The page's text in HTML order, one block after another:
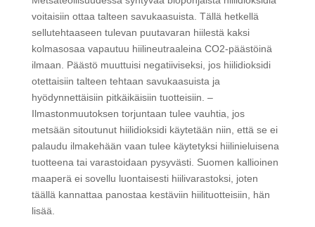
voitaisiin ottaa talteen savukaasuista. Tällä hetkellä
sellutehtaaseen tulevan puutavaran hiilestä kaksi
kolmasosaa vapautuu hiilineutraaleina CO2-päästöinä
ilmaan. Päästö muuttuisi negatiiviseksi, jos hiilidioksidi
otettaisiin talteen tehtaan savukaasuista ja
hyödynnettäisiin pitkäikäisiin tuotteisiin. –
Ilmastonmuutoksen torjuntaan tulee vauhtia, jos
metsään sitoutunut hiilidioksidi käytetään niin, että se ei
palaudu ilmakehään vaan tulee käytetyksi hiilinieluisena
tuotteena tai varastoidaan pysyvästi. Suomen kallioinen
maaperä ei sovellu luontaisesti hiilivarastoksi, joten
täällä kannattaa panostaa kestäviin hiilituotteisiin, hän
lisää.